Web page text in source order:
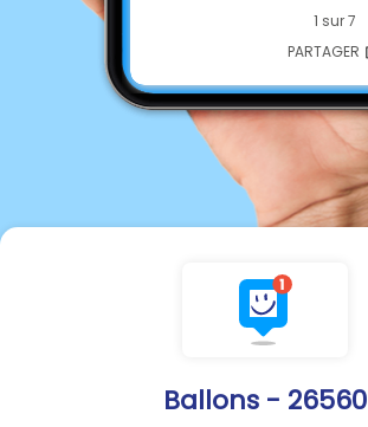
Ballons - 26560
1 sur 7
PARTAGER